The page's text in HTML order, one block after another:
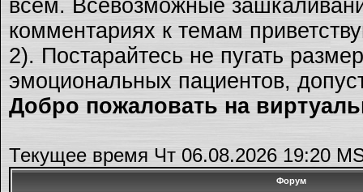
всем. Всевозможные
комментариях к темам
2). Постарайтесь не пугать
эмоциональных пациентов,
Добро пожаловать на
Текущее время Чт 06.08.2026 19:20
Форум